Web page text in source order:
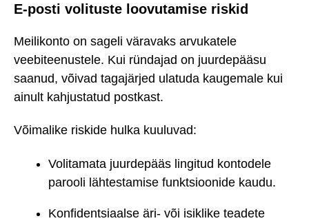
E-posti volituste loovutamise riskid
Meilikonto on sageli väravaks arvukatele
veebiteenustele. Kui ründajad on juurdepääsu
saanud, võivad tagajärjed ulatuda kaugemale kui
ainult kahjustatud postkast.
Võimalike riskide hulka kuuluvad:
Volitamata juurdepääs lingitud kontodele
parooli lähtestamise funktsioonide kaudu.
Konfidentsiaalse äri- või isiklike teadete